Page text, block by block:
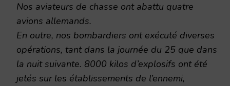
Nos aviateurs de chasse ont abattu quatre
avions allemands.
En outre, nos bombardiers ont exécuté diverses
opérations, tant dans la journée du 25 que dans
la nuit suivante. 8000 kilos d’explosifs ont été
jetés sur les établissements de l’ennemi,